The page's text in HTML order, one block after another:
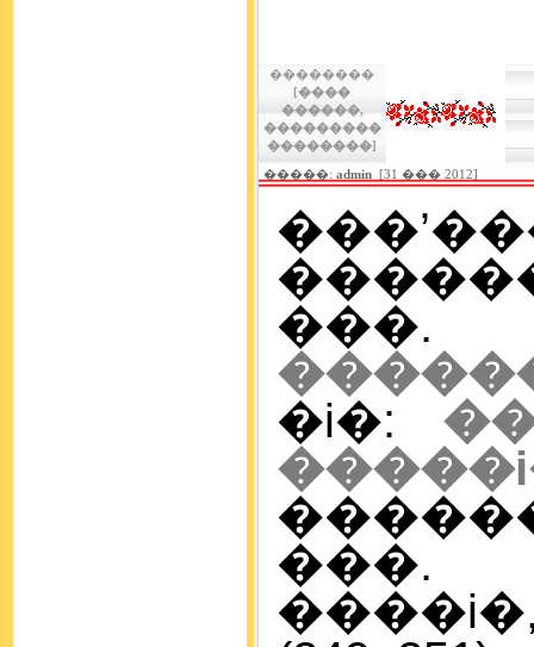
��������
[����
������,
���������
��������]
�����: admin [31 ��� 2012]
�i�:
���.